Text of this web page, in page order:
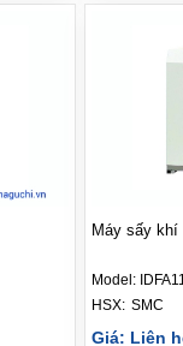
Máy sấy khí
Model:
HSX: SMC
Giá: Liên